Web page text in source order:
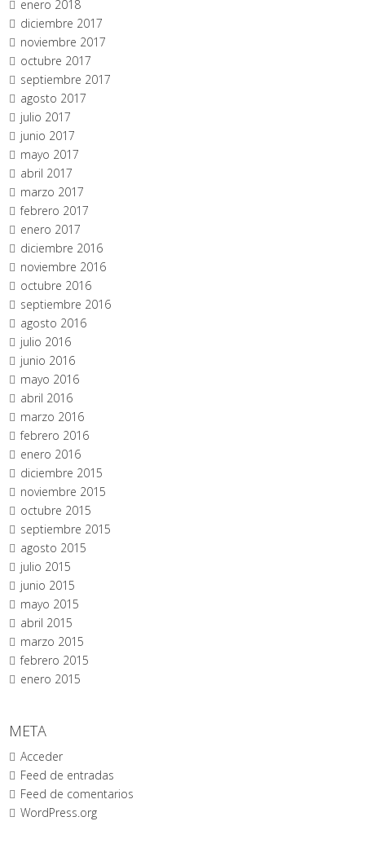
enero 2018
diciembre 2017
noviembre 2017
octubre 2017
septiembre 2017
agosto 2017
julio 2017
junio 2017
mayo 2017
abril 2017
marzo 2017
febrero 2017
enero 2017
diciembre 2016
noviembre 2016
octubre 2016
septiembre 2016
agosto 2016
julio 2016
junio 2016
mayo 2016
abril 2016
marzo 2016
febrero 2016
enero 2016
diciembre 2015
noviembre 2015
octubre 2015
septiembre 2015
agosto 2015
julio 2015
junio 2015
mayo 2015
abril 2015
marzo 2015
febrero 2015
enero 2015
META
Acceder
Feed de entradas
Feed de comentarios
WordPress.org